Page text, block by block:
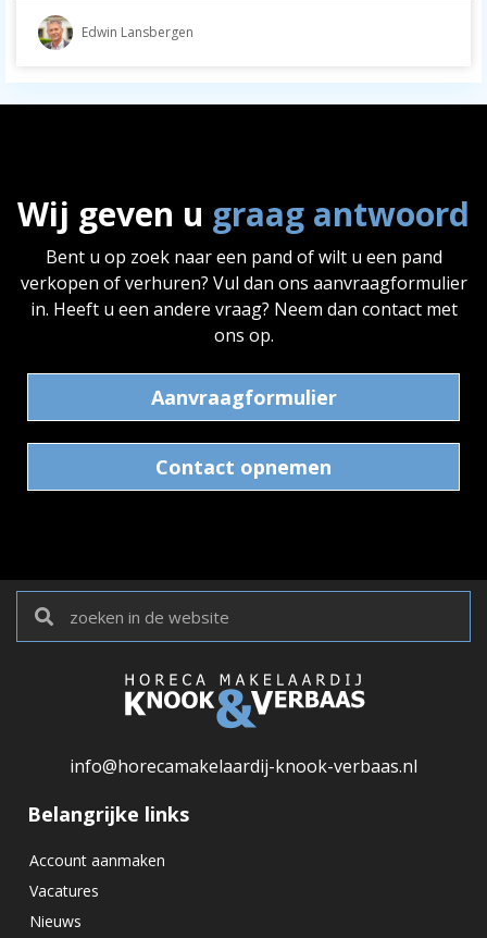
Edwin Lansbergen
Wij geven u graag antwoord
Bent u op zoek naar een pand of wilt u een pand
verkopen of verhuren? Vul dan ons aanvraagformulier
in. Heeft u een andere vraag? Neem dan contact met
ons op.
Aanvraagformulier
Contact opnemen
info@horecamakelaardij-knook-verbaas.nl
Belangrijke links
Account aanmaken
Vacatures
Nieuws